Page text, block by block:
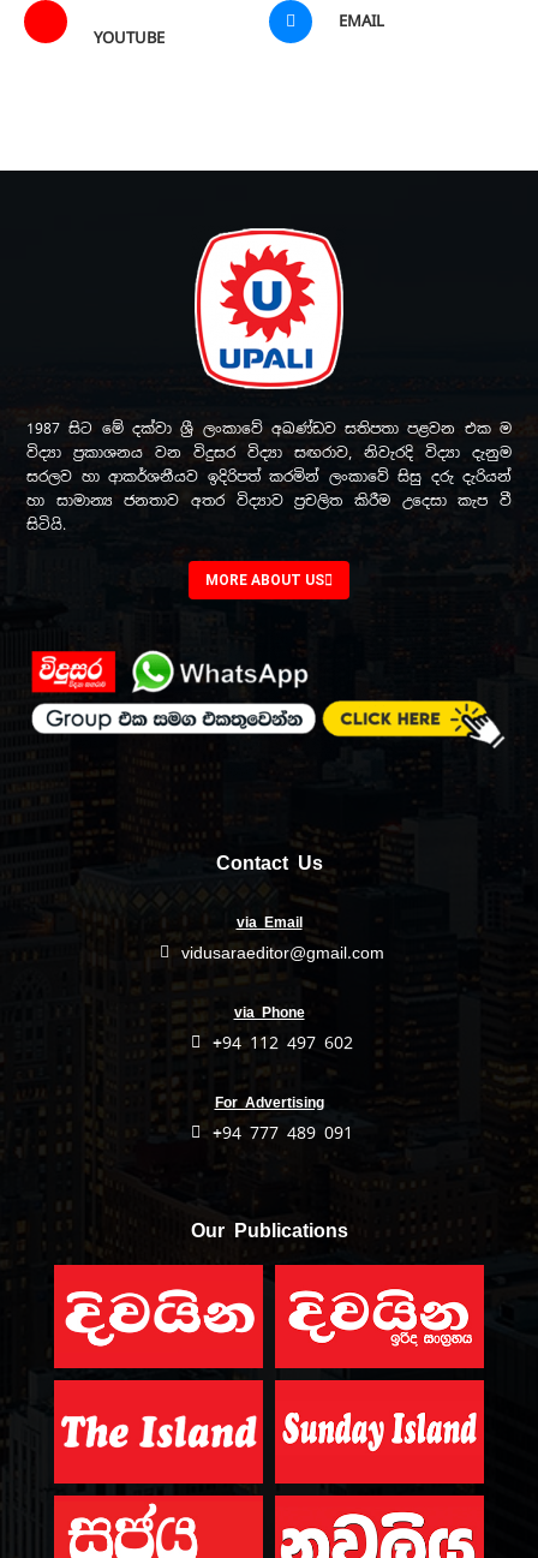
YOUTUBE
EMAIL
1987 සිට මේ දක්වා ශ්‍රී ලංකාවේ අඛණ්ඩව සතිපතා පළවන එක ම
විද්‍යා ප්‍රකාශනය වන විදුසර විද්‍යා සඟරාව, නිවැරදි විද්‍යා දැනුම
සරලව හා ආකර්ශනීයව ඉදිරිපත් කරමින් ලංකාවේ සිසු දරු දැරියන්
හා සාමාන්‍ය ජනතාව අතර විද්‍යාව ප්‍රචලිත කිරීම උදෙසා කැප වී
සිටියි.
MORE ABOUT US
Contact Us
via Email
vidusaraeditor@gmail.com
via Phone
+94 112 497 602
For Advertising
+94 777 489 091
Our Publications